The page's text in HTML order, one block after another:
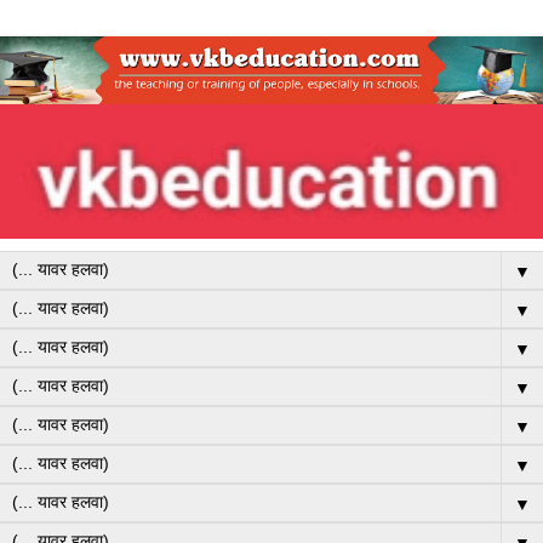
▼
▼
▼
▼
▼
▼
▼